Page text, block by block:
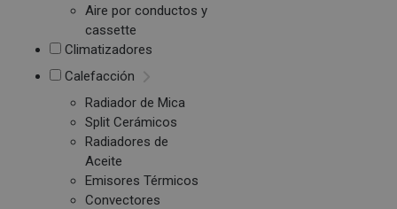
Aire por conductos y
cassette
Climatizadores
Calefacción
Radiador de Mica
Split Cerámicos
Radiadores de
Aceite
Emisores Térmicos
Convectores